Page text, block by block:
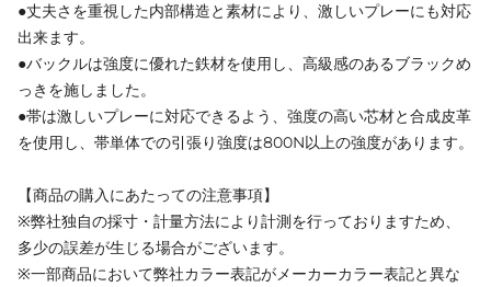
●丈夫さを重視した内部構造と素材により、激しいプレーにも対応
出来ます。
●バックルは強度に優れた鉄材を使用し、高級感のあるブラックめ
っきを施しました。
●帯は激しいプレーに対応できるよう、強度の高い芯材と合成皮革
を使用し、帯単体での引張り強度は800N以上の強度があります。
【商品の購入にあたっての注意事項】
※弊社独自の採寸・計量方法により計測を行っておりますため、
多少の誤差が生じる場合がございます。
※一部商品において弊社カラー表記がメーカーカラー表記と異な